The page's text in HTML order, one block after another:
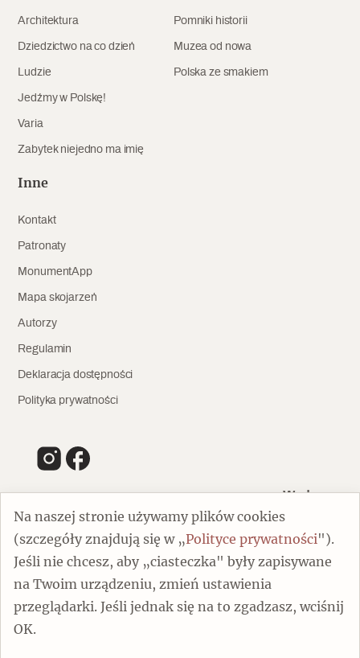
Na naszej stronie używamy plików cookies
(szczegóły znajdują się w „Polityce prywatności").
Jeśli nie chcesz, aby „ciasteczka" były zapisywane
na Twoim urządzeniu, zmień ustawienia
przeglądarki. Jeśli jednak się na to zgadzasz, wciśnij
OK.
Architektura
Dziedzictwo na co dzień
Ludzie
Jedźmy w Polskę!
Varia
Zabytek niejedno ma imię
Pomniki historii
Muzea od nowa
Polska ze smakiem
Inne
Kontakt
Patronaty
MonumentApp
Mapa skojarzeń
Autorzy
Regulamin
Deklaracja dostępności
Polityka prywatności
Wydawca
00-805 Warszawa
ul. Chmielna 132/134
Dofinansowano ze środków Ministra Kultury i Dziedzictwa
Narodowego